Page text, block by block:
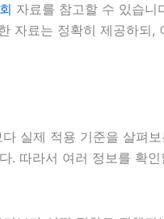
자료를 참고할 수 있습
자료는 정확히 제공하되
실제 적용 기준을 살
. 따라서 여러 정보를 확